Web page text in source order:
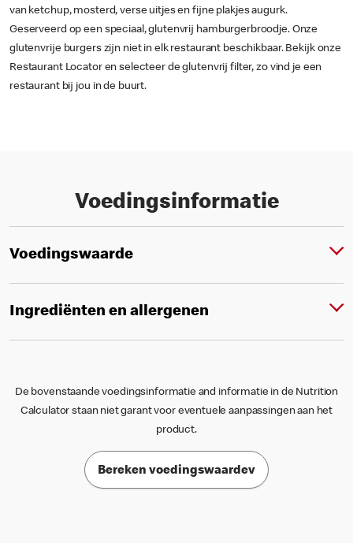
van ketchup, mosterd, verse uitjes en fijne plakjes augurk.
Geserveerd op een speciaal, glutenvrij hamburgerbroodje. Onze
glutenvrije burgers zijn niet in elk restaurant beschikbaar. Bekijk onze
Restaurant Locator en selecteer de glutenvrij filter, zo vind je een
restaurant bij jou in de buurt.
Voedingsinformatie
Voedingswaarde
Ingrediënten en allergenen
De bovenstaande voedingsinformatie and informatie in de Nutrition
Calculator staan niet garant voor eventuele aanpassingen aan het
product.
Bereken voedingswaardev